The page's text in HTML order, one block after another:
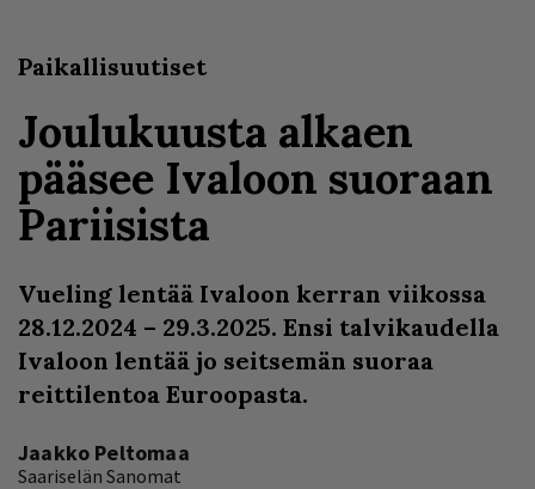
Paikallisuutiset
Joulukuusta alkaen
pääsee Ivaloon suoraan
Pariisista
Vueling lentää Ivaloon kerran viikossa
28.12.2024 – 29.3.2025. Ensi talvikaudella
Ivaloon lentää jo seitsemän suoraa
reittilentoa Euroopasta.
Jaakko Peltomaa
Saariselän Sanomat